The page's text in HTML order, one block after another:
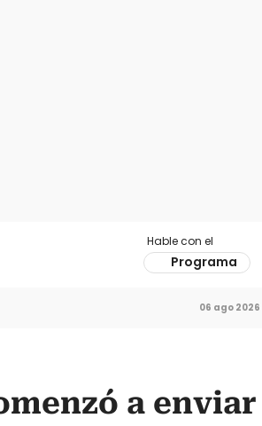
Hable con el
Programa
06 ago 2026
a enviar